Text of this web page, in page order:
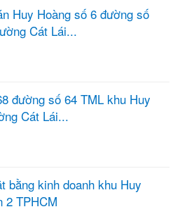
Huy Hoàng số 6 đường số
Cát Lái...
đường số 64 TML khu Huy
Cát Lái...
bằng kinh doanh khu Huy
2 TPHCM